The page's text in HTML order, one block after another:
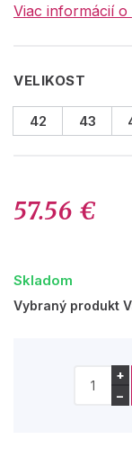
Viac informácií o
VELIKOST
42 43
57.56 €
Skladom
Vybraný produkt
+
−